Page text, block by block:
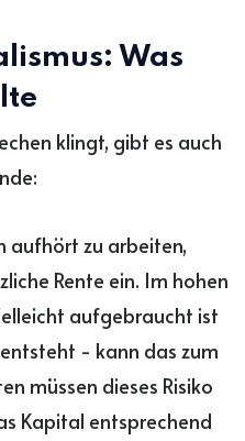
Was
klingt, gibt es auch
aufhört zu arbeiten,
Rente ein. Im hohen
aufgebraucht ist
- kann das zum
müssen dieses Risiko
Kapital entsprechend